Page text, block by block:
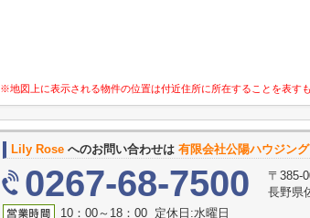
※地図上に表示される物件の位置は付近住所に所在することを表す
Lily Rose へのお問い合わせは 有限会社公陽ハウジン
0267-68-7500
〒385-
長野県
10：00～18：00 定休日:水曜日